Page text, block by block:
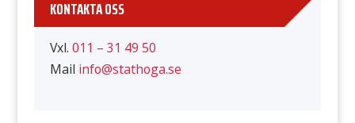
KONTAKTA OSS
Vxl. 011 – 31 49 50
Mail info@stathoga.se